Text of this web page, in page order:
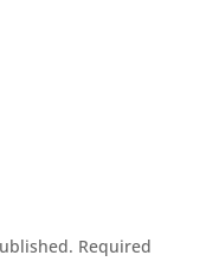
Required